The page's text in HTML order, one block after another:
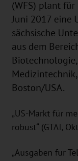
(WFS) plant für
Juni 2017 eine
sächsische
aus dem
Boston/USA.
„US-Markt für
robust“ (GTAI,
„Ausgaben für